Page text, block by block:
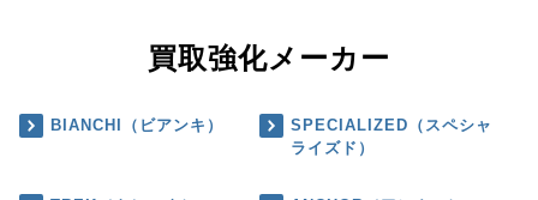
買取強化メーカー
BIANCHI（ビアンキ）
SPECIALIZED（スペシャ
ライズド）